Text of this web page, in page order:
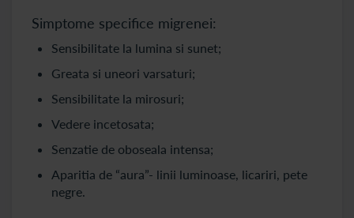
Simptome specifice migrenei:
Sensibilitate la lumina si sunet;
Greata si uneori varsaturi;
Sensibilitate la mirosuri;
Vedere incetosata;
Senzatie de oboseala intensa;
Aparitia de “aura”- linii luminoase, licariri, pete
negre.